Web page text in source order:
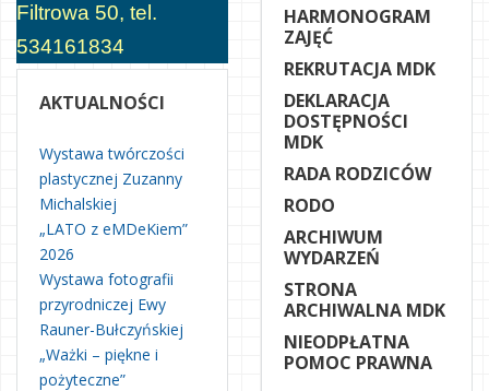
Filtrowa 50, tel.
534161834
AKTUALNOŚCI
Wystawa twórczości
plastycznej Zuzanny
Michalskiej
„LATO z eMDeKiem”
2026
Wystawa fotografii
przyrodniczej Ewy
Rauner-Bułczyńskiej
„Ważki – piękne i
pożyteczne”
HARMONOGRAM
ZAJĘĆ
REKRUTACJA MDK
DEKLARACJA
DOSTĘPNOŚCI
MDK
RADA RODZICÓW
RODO
ARCHIWUM
WYDARZEŃ
STRONA
ARCHIWALNA MDK
NIEODPŁATNA
POMOC PRAWNA